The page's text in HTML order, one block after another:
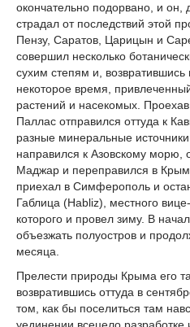
окончательно подорвано, и он,
страдал от последствий этой
Пензу, Саратов, Царицын и
совершил несколько
сухим степям и,
некоторое время,
растений и насекомых.
Паллас отправился оттуда к
разные минеральные
направился к Азовскому морю,
Маджар и переправился в
приехал в Симферополь и
Габлица (Habliz), местного вице-
которого и провел зиму. В
объезжать полуостров и
месяца.
Прелести природы Крыма его
возвратившись оттуда в
том, как бы поселиться там